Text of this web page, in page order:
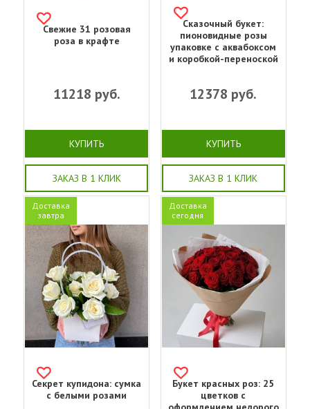
Свежие 31 розовая
роза в крафте
11218 руб.
КУПИТЬ
ЗАКАЗ В 1 КЛИК
Сказочный букет:
пионовидные розы
упаковке с аквабоксом
и коробкой-переноской
12378 руб.
КУПИТЬ
ЗАКАЗ В 1 КЛИК
Доставка
завтра
Секрет купидона: сумка
с белыми розами
Доставка
сегодня
Букет красных роз: 25
цветков с